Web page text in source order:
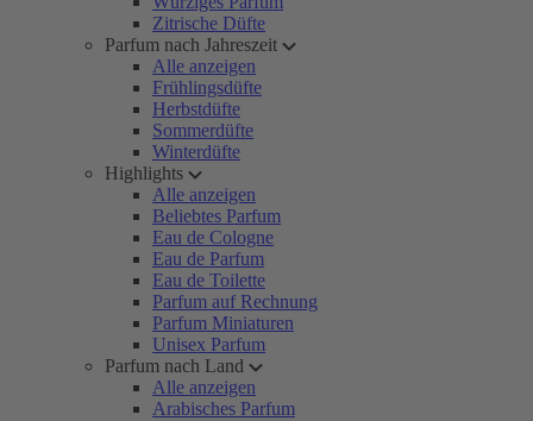
Zitrische Düfte
Parfum nach Jahreszeit
Alle anzeigen
Frühlingsdüfte
Herbstdüfte
Sommerdüfte
Winterdüfte
Highlights
Alle anzeigen
Beliebtes Parfum
Eau de Cologne
Eau de Parfum
Eau de Toilette
Parfum auf Rechnung
Parfum Miniaturen
Unisex Parfum
Parfum nach Land
Alle anzeigen
Arabisches Parfum